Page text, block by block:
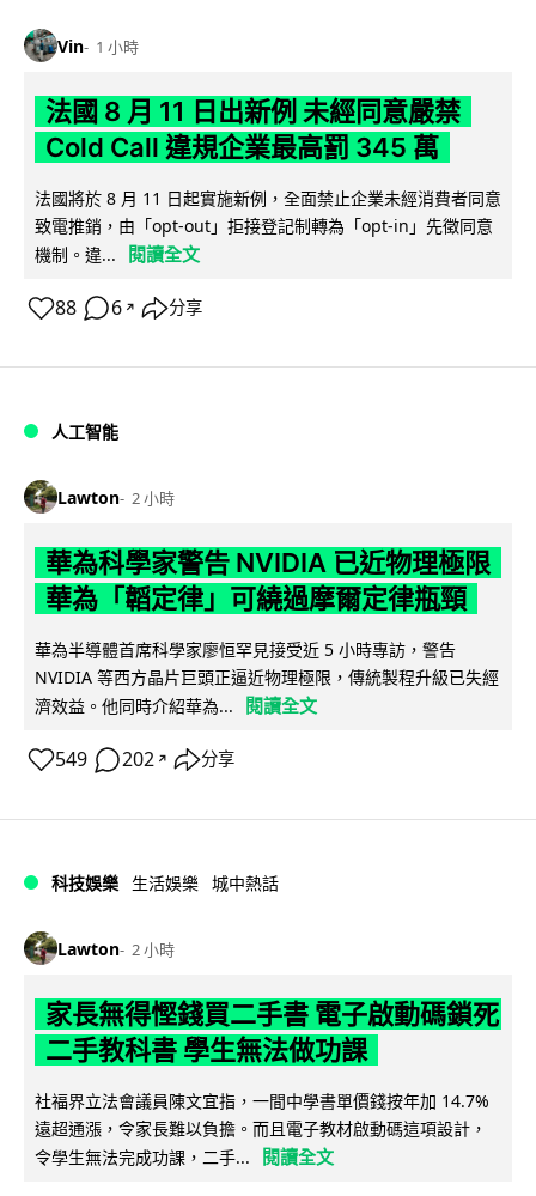
Vin 1 小時
法國 8 月 11 日出新例 未經同意嚴禁
Cold Call 違規企業最高罰 345 萬
法國將於 8 月 11 日起實施新例，全面禁止企業未經消費者同意
致電推銷，由「opt-out」拒接登記制轉為「opt-in」先徵同意
機制。違...
閱讀全文
88 6 ↗ 分享
人工智能
Lawton 2 小時
華為科學家警告 NVIDIA 已近物理極限
華為「韜定律」可繞過摩爾定律瓶頸
華為半導體首席科學家廖恒罕見接受近 5 小時專訪，警告
NVIDIA 等西方晶片巨頭正逼近物理極限，傳統製程升級已失經
濟效益。他同時介紹華為...
閱讀全文
549 202 ↗ 分享
科技娛樂 生活娛樂 城中熱話
Lawton 2 小時
家長無得慳錢買二手書 電子啟動碼鎖死
二手教科書 學生無法做功課
社福界立法會議員陳文宜指，一間中學書單價錢按年加 14.7%
遠超通漲，令家長難以負擔。而且電子教材啟動碼這項設計，
令學生無法完成功課，二手...
閱讀全文